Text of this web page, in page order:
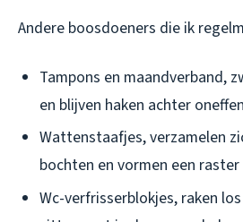
Andere boosdoeners die ik
Tampons en maandverband,
en blijven haken achter
Wattenstaafjes, verzamelen
bochten en vormen een raster
Wc-verfrisserblokjes, raken